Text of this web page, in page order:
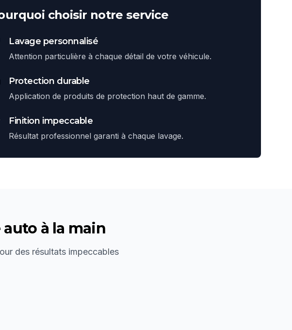
choisir notre service
Lavage personnalisé
Attention particulière à chaque détail de votre véhicule.
Protection durable
Application de produits de protection haut de gamme.
Finition impeccable
Résultat professionnel garanti à chaque lavage.
auto à la main
des résultats impeccables